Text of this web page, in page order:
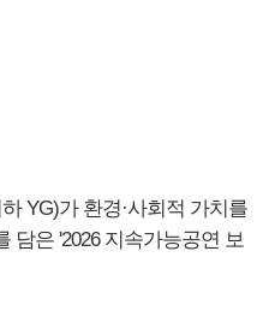
YG)가 환경·사회적 가치를
담은 '2026 지속가능공연 보